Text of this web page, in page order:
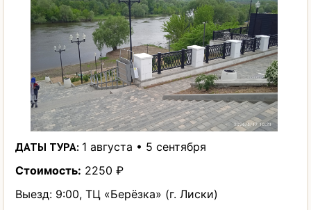
ДАТЫ ТУРА: 1 августа • 5 сентября
Стоимость: 2250 ₽
Выезд: 9:00, ТЦ «Берёзка» (г. Лиски)